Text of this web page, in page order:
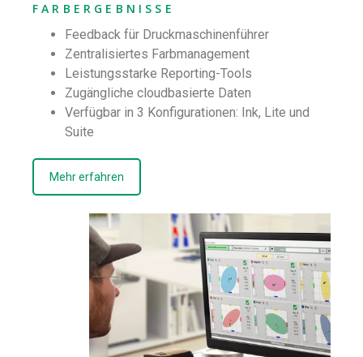
FARBERGEBNISSE
Feedback für Druckmaschinenführer
Zentralisiertes Farbmanagement
Leistungsstarke Reporting-Tools
Zugängliche cloudbasierte Daten
Verfügbar in 3 Konfigurationen: Ink, Lite und
Suite
Mehr erfahren